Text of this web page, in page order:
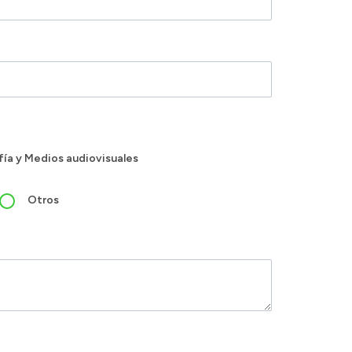
y Medios audiovisuales
Otros